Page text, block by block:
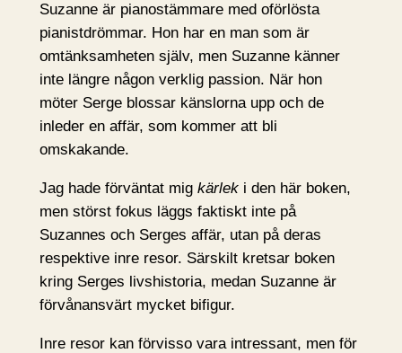
Suzanne är pianostämmare med oförlösta
pianistdrömmar. Hon har en man som är
omtänksamheten själv, men Suzanne känner
inte längre någon verklig passion. När hon
möter Serge blossar känslorna upp och de
inleder en affär, som kommer att bli
omskakande.
Jag hade förväntat mig kärleki den här boken,
men störst fokus läggs faktiskt inte på
Suzannes och Serges affär, utan på deras
respektive inre resor. Särskilt kretsar boken
kring Serges livshistoria, medan Suzanne är
förvånansvärt mycket bifigur.
Inre resor kan förvisso vara intressant, men för